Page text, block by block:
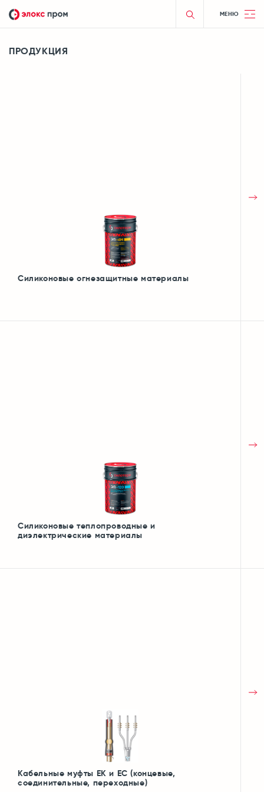
МЕНЮ
ПРОДУКЦИЯ
Силиконовые огнезащитные материалы
Силиконовые теплопроводные и
диэлектрические материалы
Кабельные муфты ЕК и ЕС (концевые,
соединительные, переходные)